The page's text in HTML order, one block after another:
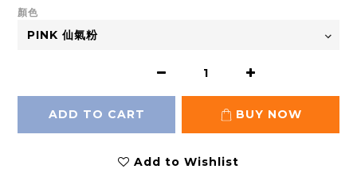
顏色
ADD TO CART BUY NOW
Add to Wishlist